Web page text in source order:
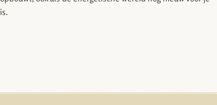
is.